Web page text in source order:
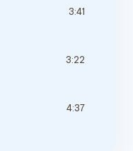
3:41
3:22
4:37